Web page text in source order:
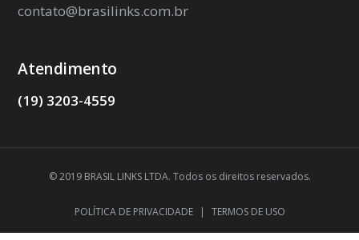
contato@brasilinks.com.br
Atendimento
(19) 3203-4559
© 2019 BRASIL LINKS LTDA. Todos os direitos reservados.
POLÍTICA DE PRIVACIDADE | TERMOS DE USO